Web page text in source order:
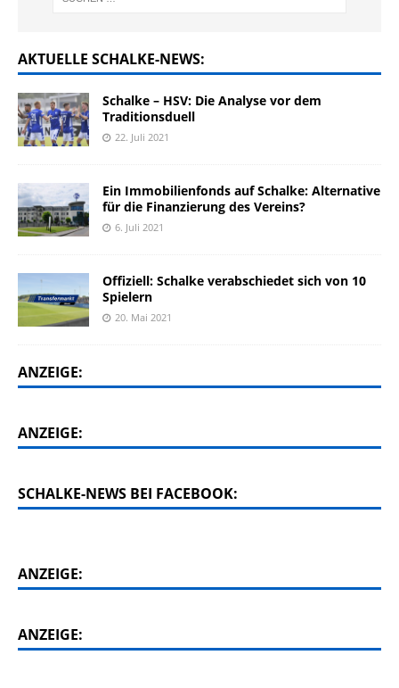
AKTUELLE SCHALKE-NEWS:
Schalke – HSV: Die Analyse vor dem
Traditionsduell
22. Juli 2021
Ein Immobilienfonds auf Schalke: Alternative
für die Finanzierung des Vereins?
6. Juli 2021
Offiziell: Schalke verabschiedet sich von 10
Spielern
20. Mai 2021
ANZEIGE:
ANZEIGE:
SCHALKE-NEWS BEI FACEBOOK:
ANZEIGE:
ANZEIGE: